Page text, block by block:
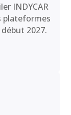
INDYCAR
plateformes
2027.